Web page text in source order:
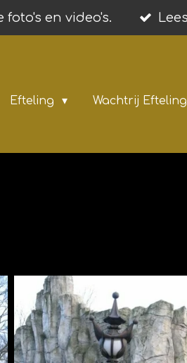
foto's en video's.
Efteling Wachtrij Efteling